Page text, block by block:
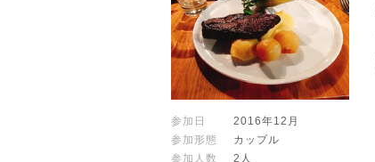
参加日
2016年12月
参加形態
カップル
参加人数
2人